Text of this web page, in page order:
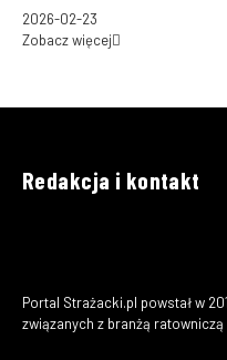
2026-02-23
Zobacz więcej
Redakcja i kontakt
Portal Strażacki.pl powstał w
związanych z branżą